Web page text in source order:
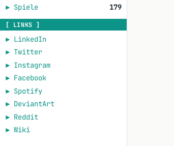
► Spiele 179
[ LINKS ]
► LinkedIn
► Twitter
► Instagram
► Facebook
► Spotify
► DeviantArt
► Reddit
► Wiki